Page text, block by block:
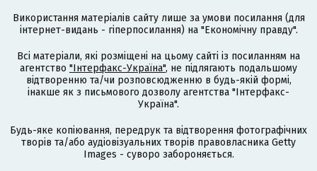
Використання матеріалів сайту лише за умови посилання (для
інтернет-видань - гіперпосилання) на "Економічну правду".
Всі матеріали, які розміщені на цьому сайті із посиланням на
агентство "Інтерфакс-Україна", не підлягають подальшому
відтворенню та/чи розповсюдженню в будь-якій формі,
інакше як з письмового дозволу агентства "Інтерфакс-
Україна".
Будь-яке копіювання, передрук та відтворення фотографічних
творів та/або аудіовізуальних творів правовласника Getty
Images - суворо забороняється.